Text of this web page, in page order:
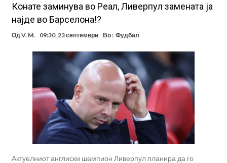
Конате заминува во Реал, Ливерпул замената ја
најде во Барселона!?
Од V. M. 09:30, 23 септември Во : Фудбал
Актуелниот англиски шампион Ливерпул планира да го